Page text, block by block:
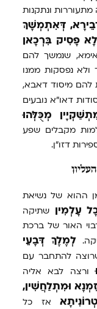
ונתקנות
דְּאִתְמְשָׁךְ
פָסִיק בִּרְכָאן
שנמשך להם
נפסקות ממנו
להם מיסוד דאבא,
דאו"א נובעים
מְכֻּלְּהוּ
מקבלים שפע
דזו"ן.
ההוא של נשיאת
עָלְמִין שתיקה
האור של ברכת
לְמֶלֶךְ דְּבָעֵי
להתחבר עם
ורצה לבא אליה
זִמְנָא וּמִתְלַחֲשִׁין,
אז כל